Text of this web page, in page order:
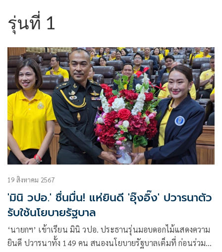
รุ่นที่ 1
19 สิงหาคม 2567
'มินิ วปอ.' ชื่นมื่น! แห่ยินดี 'อุ๊งอิ๊ง' ปวารนาตัว
รับใช้นโยบายรัฐบาล
‘นายกฯ’ เข้าเรียน มินิ วปอ. ประธานรุ่นมอบดอกไม้แสดงความ
ยินดี ปวารนาทั้ง 149 คน สนองนโยบายรัฐบาลเต็มที่ ก่อนร่วม